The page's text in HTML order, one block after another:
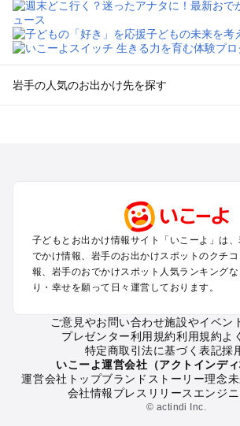
岩手の人気のお出かけ先を探す
安比・八幡平・二戸のプールお出かけ
三陸海岸周辺のプールお出かけ
岩手の定番お出かけスポット
岩手の遊園地
岩手のバーベキュー
岩手の釣り
岩手の牧場
岩手のプール
岩手のアスレチック
子どもとお出かけ情報サイト「いこーよ」は
でかけ情報、岩手のお出かけスポットのクチ
報、岩手のおでかけスポット人気ランキング
り・幸せを願って日々運営しております。
ご意見やお問い合わせ施設やイベン
プレゼンター利用規約利用規約よ
特定商取引法に基づく表記採
いこーよ運営会社（アクトインディ
運営会社トップブランドストーリー理念
会社情報プレスリリース エンジ
© actindi Inc.